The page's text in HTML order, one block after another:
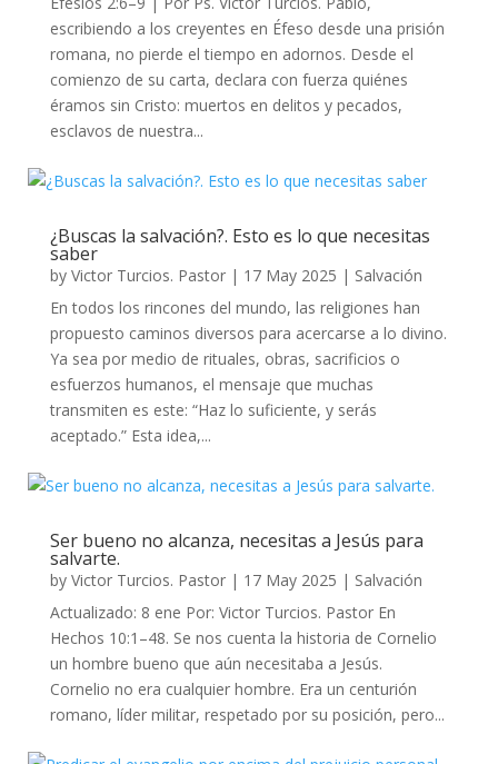
escribiendo a los creyentes en Éfeso desde una prisión
romana, no pierde el tiempo en adornos. Desde el
comienzo de su carta, declara con fuerza quiénes
éramos sin Cristo: muertos en delitos y pecados,
esclavos de nuestra...
¿Buscas la salvación?. Esto es lo que necesitas
saber
by Victor Turcios. Pastor| 17 May 2025 | Salvación
En todos los rincones del mundo, las religiones han
propuesto caminos diversos para acercarse a lo divino.
Ya sea por medio de rituales, obras, sacrificios o
esfuerzos humanos, el mensaje que muchas
transmiten es este: “Haz lo suficiente, y serás
aceptado.” Esta idea,...
Ser bueno no alcanza, necesitas a Jesús para
salvarte.
by Victor Turcios. Pastor| 17 May 2025 | Salvación
Actualizado: 8 ene Por: Victor Turcios. Pastor En
Hechos 10:1–48. Se nos cuenta la historia de Cornelio
un hombre bueno que aún necesitaba a Jesús.
Cornelio no era cualquier hombre. Era un centurión
romano, líder militar, respetado por su posición, pero...